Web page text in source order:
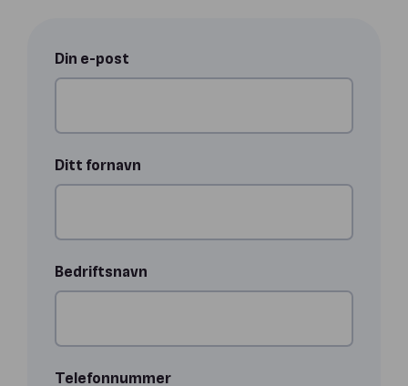
Din e-post
Ditt fornavn
Bedriftsnavn
Telefonnummer